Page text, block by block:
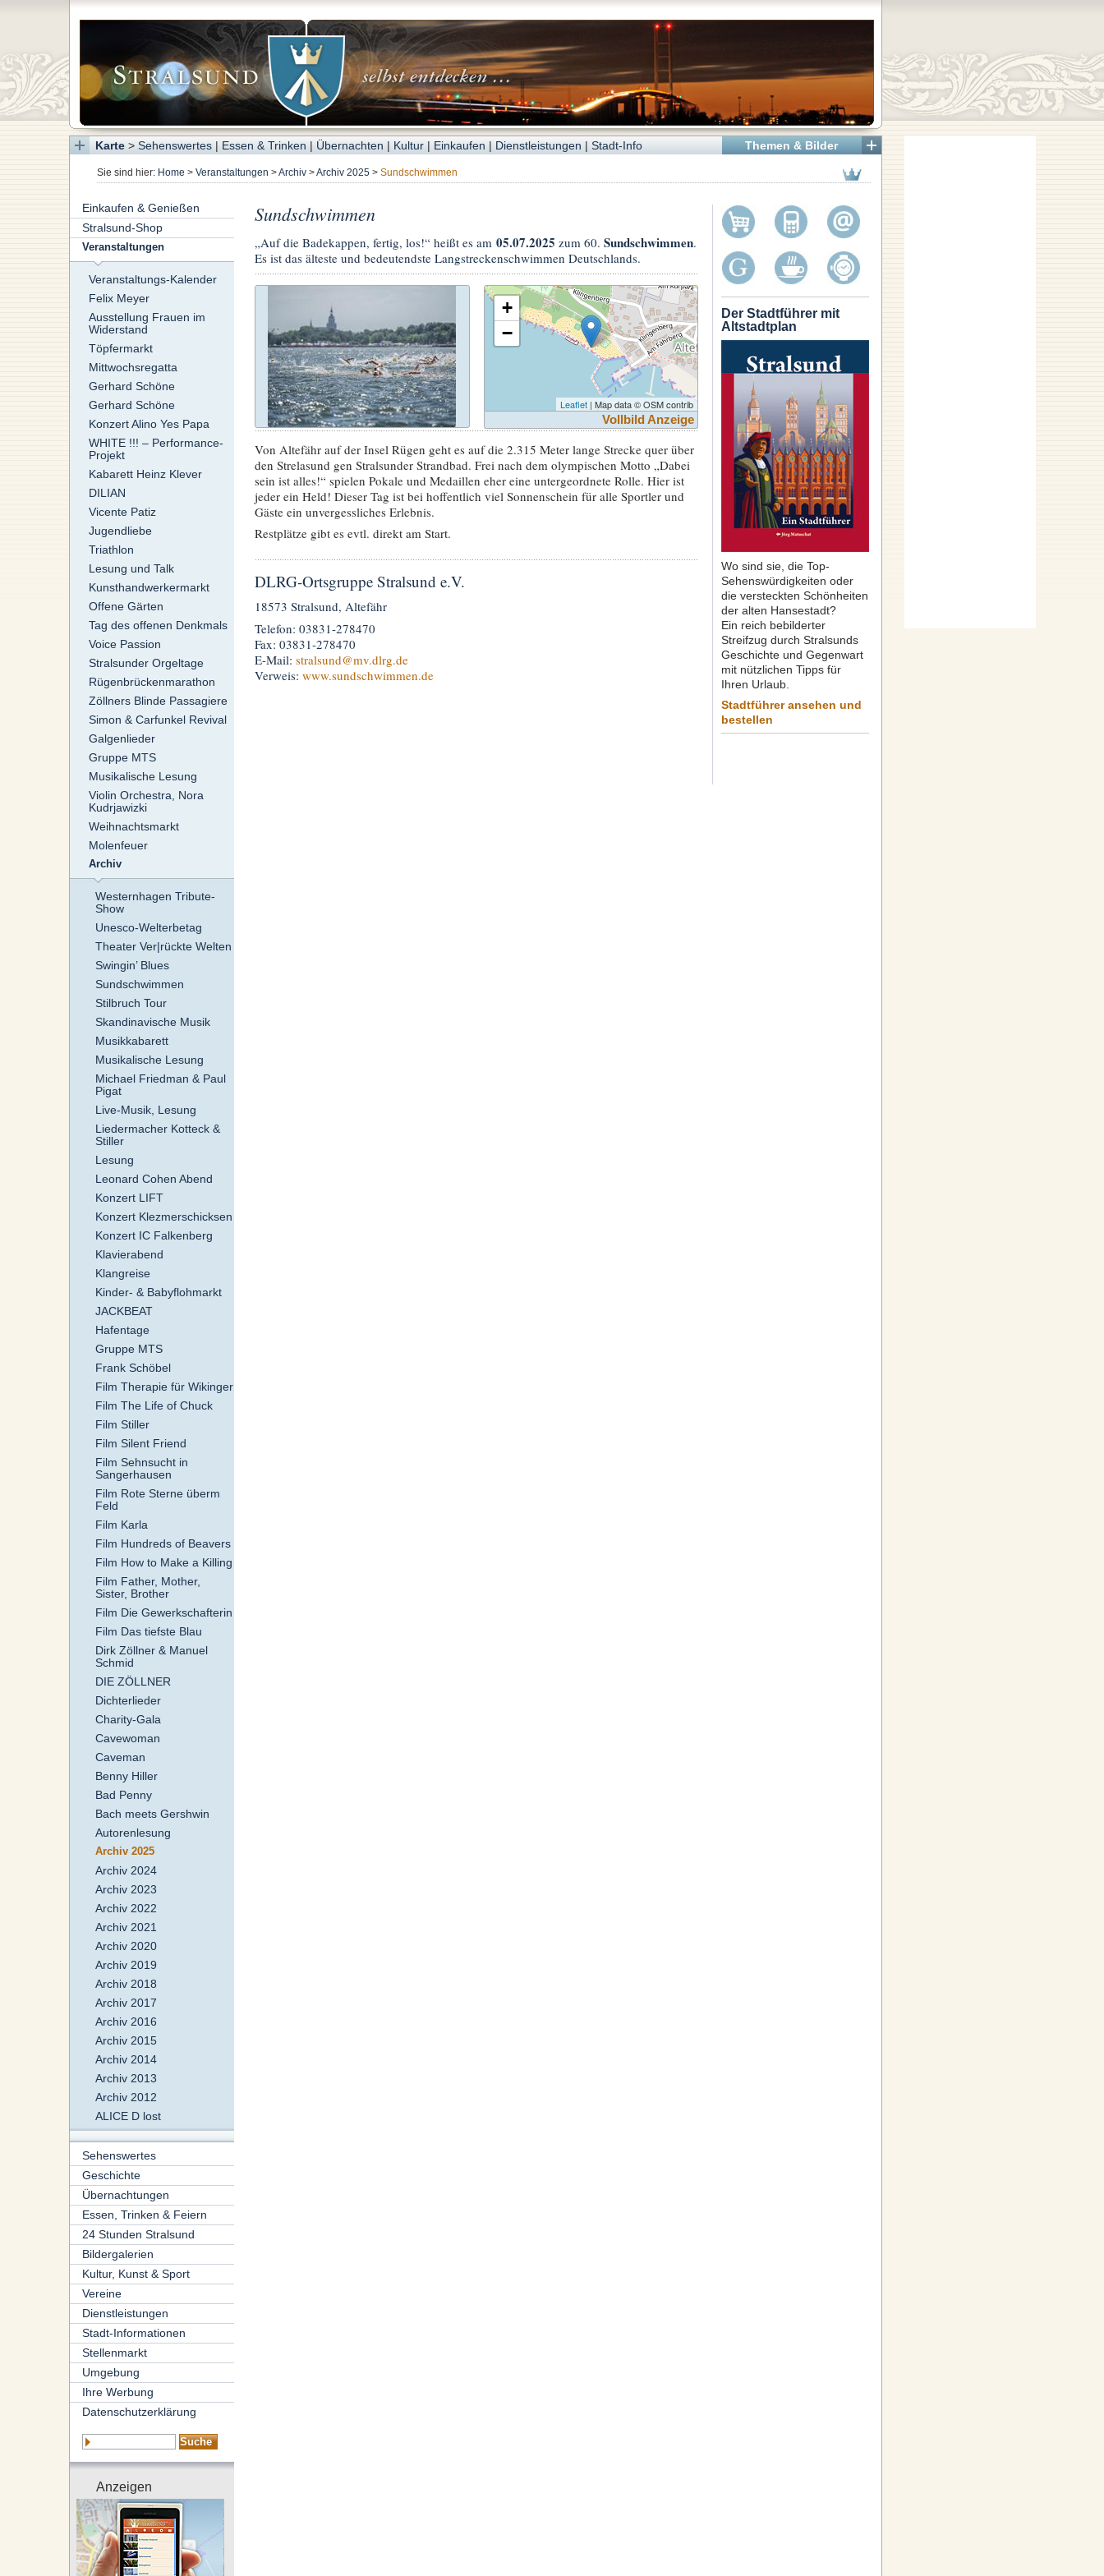
Themen & Bilder
Karte> Sehenswertes| Essen & Trinken | Übernachten | Kultur| Einkaufen | Dienstleistungen | Stadt-Info
Sie sind hier: Home > Veranstaltungen >Archiv>Archiv 2025> Sundschwimmen
Einkaufen & Genießen
Stralsund-Shop
Veranstaltungen
Veranstaltungs-Kalender
Felix Meyer
Ausstellung Frauen im
Widerstand
Töpfermarkt
Mittwochsregatta
Gerhard Schöne
Gerhard Schöne
Konzert Alino Yes Papa
WHITE !!! – Performance-
Projekt
Kabarett Heinz Klever
DILIAN
Vicente Patiz
Jugendliebe
Triathlon
Lesung und Talk
Kunsthandwerkermarkt
Offene Gärten
Tag des offenen Denkmals
Voice Passion
Stralsunder Orgeltage
Rügenbrückenmarathon
Zöllners Blinde Passagiere
Simon & Carfunkel Revival
Galgenlieder
Gruppe MTS
Musikalische Lesung
Violin Orchestra, Nora
Kudrjawizki
Weihnachtsmarkt
Molenfeuer
Archiv
Westernhagen Tribute-
Show
Unesco-Welterbetag
Theater Ver|rückte Welten
Swingin’ Blues
Sundschwimmen
Stilbruch Tour
Skandinavische Musik
Musikkabarett
Musikalische Lesung
Michael Friedman & Paul
Pigat
Live-Musik, Lesung
Liedermacher Kotteck &
Stiller
Lesung
Leonard Cohen Abend
Konzert LIFT
Konzert Klezmerschicksen
Konzert IC Falkenberg
Klavierabend
Klangreise
Kinder- & Babyflohmarkt
JACKBEAT
Hafentage
Gruppe MTS
Frank Schöbel
Film Therapie für Wikinger
Film The Life of Chuck
Film Stiller
Film Silent Friend
Film Sehnsucht in
Sangerhausen
Film Rote Sterne überm
Feld
Film Karla
Film Hundreds of Beavers
Film How to Make a Killing
Film Father, Mother,
Sister, Brother
Film Die Gewerkschafterin
Film Das tiefste Blau
Dirk Zöllner & Manuel
Schmid
DIE ZÖLLNER
Dichterlieder
Charity-Gala
Cavewoman
Caveman
Benny Hiller
Bad Penny
Bach meets Gershwin
Autorenlesung
Archiv 2025
Archiv 2024
Archiv 2023
Archiv 2022
Archiv 2021
Archiv 2020
Archiv 2019
Archiv 2018
Archiv 2017
Archiv 2016
Archiv 2015
Archiv 2014
Archiv 2013
Archiv 2012
ALICE D lost
Sehenswertes
Geschichte
Übernachtungen
Essen, Trinken & Feiern
24 Stunden Stralsund
Bildergalerien
Kultur, Kunst & Sport
Vereine
Dienstleistungen
Stadt-Informationen
Stellenmarkt
Umgebung
Ihre Werbung
Datenschutzerklärung
Anzeigen
Der Stadtführer mit
Altstadtplan
Wo sind sie, die Top-
Sehenswürdigkeiten oder
die versteckten Schönheiten
der alten Hansestadt?
Ein reich bebilderter
Streifzug durch Stralsunds
Geschichte und Gegenwart
mit nützlichen Tipps für
Ihren Urlaub.
Stadtführer ansehen und
bestellen
Sundschwimmen
„Auf die Badekappen, fertig, los!“ heißt es am 05.07.2025 zum 60. Sundschwimmen.
Es ist das älteste und bedeutendste Langstreckenschwimmen Deutschlands.
+
−
Leaflet| Map data © OSM contrib
Vollbild Anzeige
Von Altefähr auf der Insel Rügen geht es auf die 2.315 Meter lange Strecke quer über
den Strelasund gen Stralsunder Strandbad. Frei nach dem olympischen Motto „Dabei
sein ist alles!“ spielen Pokale und Medaillen eher eine untergeordnete Rolle. Hier ist
jeder ein Held! Dieser Tag ist bei hoffentlich viel Sonnenschein für alle Sportler und
Gäste ein unvergessliches Erlebnis.
Restplätze gibt es evtl. direkt am Start.
DLRG-Ortsgruppe Stralsund e.V.
18573 Stralsund, Altefähr
Telefon: 03831-278470
Fax: 03831-278470
E-Mail: stralsund@mv.dlrg.de
Verweis: www.sundschwimmen.de